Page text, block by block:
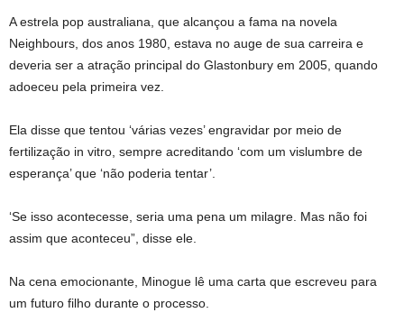
A estrela pop australiana, que alcançou a fama na novela
Neighbours, dos anos 1980, estava no auge de sua carreira e
deveria ser a atração principal do Glastonbury em 2005, quando
adoeceu pela primeira vez.
Ela disse que tentou ‘várias vezes’ engravidar por meio de
fertilização in vitro, sempre acreditando ‘com um vislumbre de
esperança’ que ‘não poderia tentar’.
‘Se isso acontecesse, seria uma pena um milagre. Mas não foi
assim que aconteceu”, disse ele.
Na cena emocionante, Minogue lê uma carta que escreveu para
um futuro filho durante o processo.